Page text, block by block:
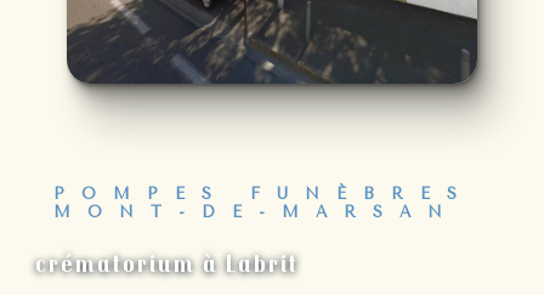
POMPES FUNÈBRES
MONT-DE-MARSAN
crématorium à Labrit